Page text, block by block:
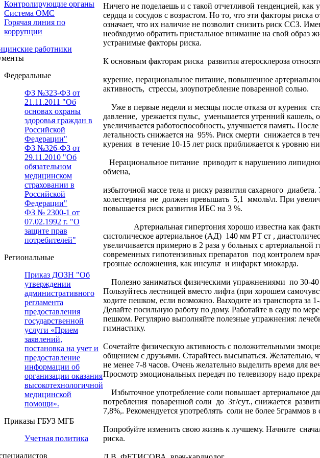
Контролирующие органы
Система ОМС
Горячая линия по
коррупции
работники
Федеральные
ФЗ №323-ФЗ от
21.11.2011 "Об
основах охраны
здоровья граждан в
Российской
Федерации"
ФЗ №326-ФЗ от
29.11.2010 "Об
обязательном
медицинском
страховании в
Российской
Федерации"
ФЗ № 2300-1 от
07.02.1992 г. "О
защите прав
потребителей"
Региональные
Приказ ДОЗН "Об
утверждении
административного
регламента
предоставления
государственной
услуги «Прием
заявлений,
постановка на учет и
предоставление
информации об
организации оказания
высокотехнологичной
медицинской
помощи».
Приказы ГБУЗ МГБ
Учетная политика
Ничего не поделаешь и с такой отчетливой тенденцией, как
сердца и сосудов с возрастом. Но то, что эти факторы риска
означает, что их наличие не позволит снизить риск ССЗ.
необходимо обратить пристальное внимание на свой образ
устранимые факторы риска.
К основным факторам риска развития атеросклероза
курение, нерациональное питание, повышенное
активность, стрессы, злоупотребление поваренной солью.
Уже в первые недели и месяцы после отказа от курения
давление, урежается пульс, уменьшается утренний кашель,
увеличивается работоспособность, улучшается память.
летальность снижается на 95%. Риск смерти снижается в
курения в течение 10-15 лет риск приближается к уровню
Нерациональное питание приводит к нарушению
обмена,
избыточной массе тела и риску развития сахарного
холестерина не должен превышать 5,1 ммоль\л. При
повышается риск развития ИБС на 3 %.
Артериальная гипертония хорошо известна как
систолическое артериальное (АД) 140 мм РТ ст ,
увеличивается примерно в 2 раза у больных с
современных гипотензивных препаратов под контролем
грозные осложнения, как инсульт и инфаркт миокарда.
Полезно заниматься физическими упражнениями по 30-
Пользуйтесь лестницей вместо лифта (при хорошем
ходите пешком, если возможно. Выходите из транспорта за
Делайте посильную работу по дому. Работайте в саду по
пешком. Регулярно выполняйте полезные упражнения:
гимнастику.
Сочетайте физическую активность с положительными
общением с друзьями. Старайтесь высыпаться. Желательно,
не менее 7-8 часов. Очень желательно выделить время для
Просмотр эмоциональных передач по телевизору надо
Избыточное употребление соли повышает артериальное
потребления поваренной соли до 3г/сут., снижается
7,8%,. Рекомендуется употреблять соли не более 5граммов в
Попробуйте изменить свою жизнь к лучшему. Начните
риска.